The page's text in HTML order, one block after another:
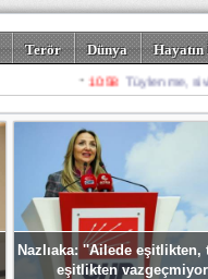
Terör Dünya
Spor Misafir
Nazlıaka: ''Ailede eşitlikten,
eşitlikten